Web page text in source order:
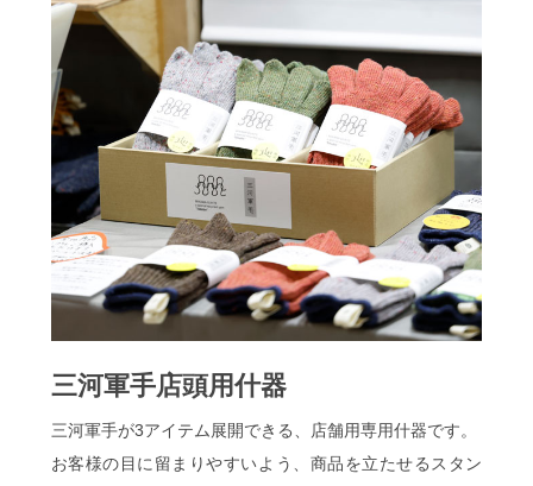
三河軍手店頭用什器
三河軍手が3アイテム展開できる、店舗用専用什器です。
お客様の目に留まりやすいよう、商品を立たせるスタン